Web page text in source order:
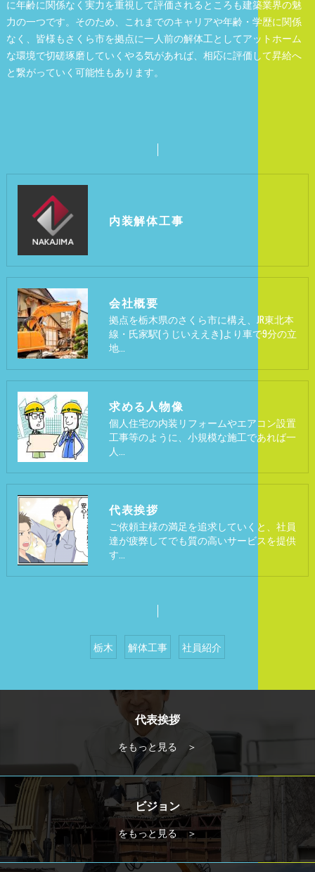
に年齢に関係なく実力を重視して評価されるところも建築業界の魅
力の一つです。そのため、これまでのキャリアや年齢・学歴に関係
なく、皆様もさくら市を拠点に一人前の解体工としてアットホーム
な環境で切磋琢磨していくやる気があれば、相応に評価して昇給へ
と繋がっていく可能性もあります。
内装解体工事
会社概要
拠点を栃木県のさくら市に構え、JR東北本
線・氏家駅(うじいええき)より車で9分の立
地…
求める人物像
個人住宅の内装リフォームやエアコン設置
工事等のように、小規模な施工であれば一
人…
代表挨拶
ご依頼主様の満足を追求していくと、社員
達が疲弊してでも質の高いサービスを提供
す…
栃木 解体工事 社員紹介
代表挨拶
をもっと見る ＞
ビジョン
をもっと見る ＞